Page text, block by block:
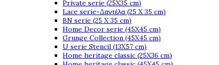
Private serie (25X35 cm)
Lace serie-Δαντέλα (25 X 35 cm)
BN serie (25 X 35 cm)
Home Decor serie (45X45 cm)
Grunge Collection (45X45 cm)
U serie Stencil (13X57 cm)
Home heritage classic (25X36 cm)